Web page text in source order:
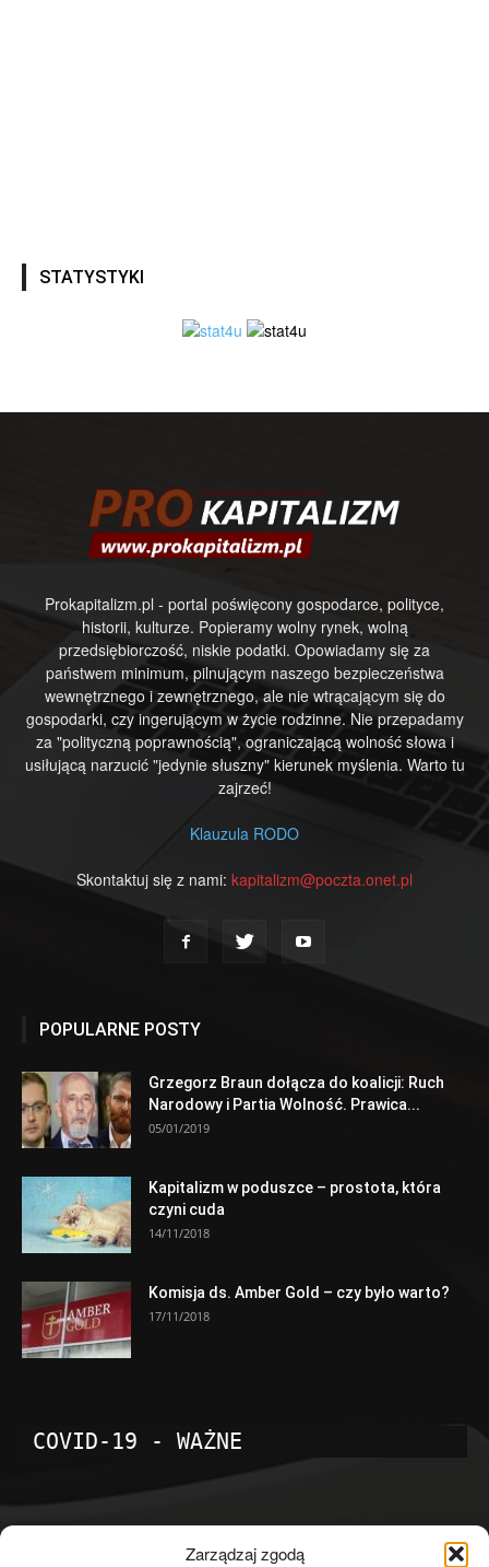
Zarządzaj zgodą
STATYSTYKI
Prokapitalizm.pl - portal poświęcony gospodarce, polityce,
historii, kulturze. Popieramy wolny rynek, wolną
przedsiębiorczość, niskie podatki. Opowiadamy się za
państwem minimum, pilnującym naszego bezpieczeństwa
wewnętrznego i zewnętrznego, ale nie wtrącającym się do
gospodarki, czy ingerującym w życie rodzinne. Nie przepadamy
za "polityczną poprawnością", ograniczającą wolność słowa i
usiłującą narzucić "jedynie słuszny" kierunek myślenia. Warto tu
zajrzeć!
Klauzula RODO
Skontaktuj się z nami: kapitalizm@poczta.onet.pl
POPULARNE POSTY
Grzegorz Braun dołącza do koalicji: Ruch
Narodowy i Partia Wolność. Prawica...
05/01/2019
Kapitalizm w poduszce – prostota, która
czyni cuda
14/11/2018
Komisja ds. Amber Gold – czy było warto?
17/11/2018
COVID-19 - WAŻNE